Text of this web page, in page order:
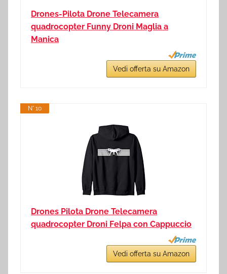
Drones-Pilota Drone Telecamera
quadrocopter Funny Droni Maglia a
Manica
Vedi offerta su Amazon
N° 10
Drones Pilota Drone Telecamera
quadrocopter Droni Felpa con Cappuccio
Vedi offerta su Amazon